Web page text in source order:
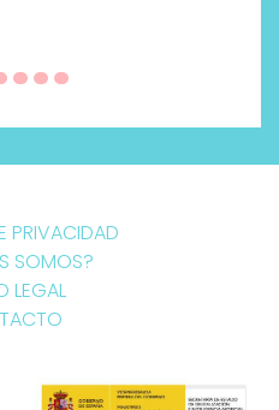
PRIVACIDAD
SOMOS?
LEGAL